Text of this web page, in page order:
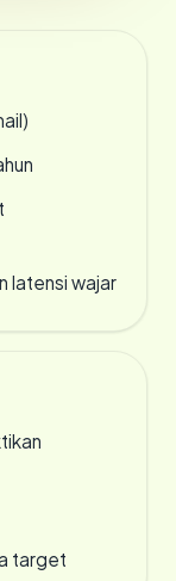
latensi wajar
target